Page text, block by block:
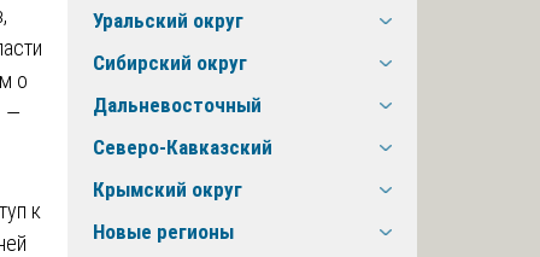
о
—
к
Уральский округ
Сибирский округ
Дальневосточный
Северо-Кавказский
Крымский округ
Новые регионы